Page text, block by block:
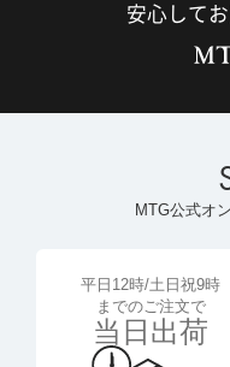
安心して
MTG公式オ
平日12時/土日祝9時
までのご注文で
当日出荷